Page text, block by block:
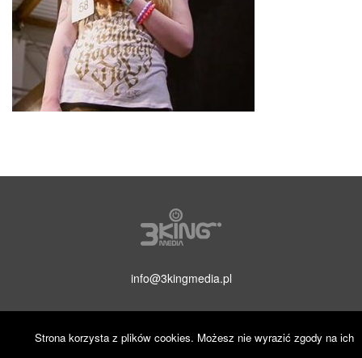
info@3kingmedia.pl
Strona korzysta z plików cookies. Możesz nie wyrazić zgody na ich